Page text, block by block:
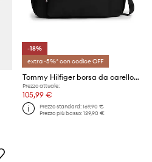
-18%
extra -5%* con codice OFF
Tommy Hilfiger borsa da carello/ passegino
Prezzo attuale:
105,99 €
Prezzo standard:169,90 €
Prezzo più basso:129,90 €